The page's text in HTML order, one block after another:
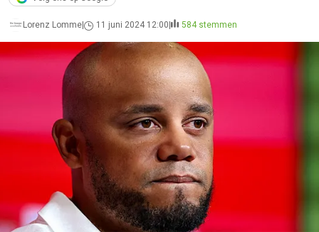
Lorenz Lomme 11 juni 2024 12:00 584 stemmen